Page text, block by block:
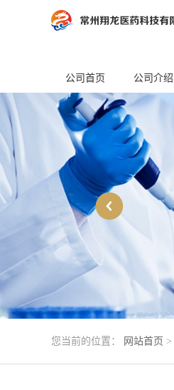
公司首页 公司介绍
您当前的位置： 网站首页 >